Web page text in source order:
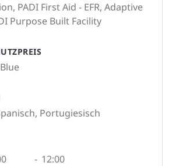
PADI First Aid - EFR, Adaptive
Purpose Built Facility
Portugiesisch
- 12:00